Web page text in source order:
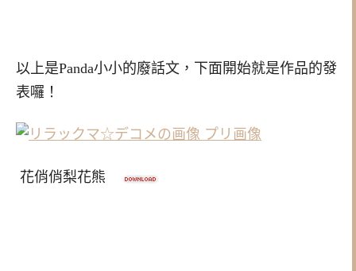
以上是Panda小小的廢話文，下面開始就是作品的發
表囉！
花俏俏梨花熊